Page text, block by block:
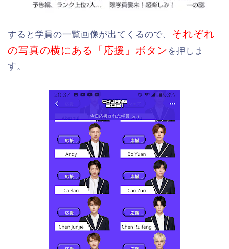
すると学員の一覧画像が出てくるので、 それぞれ
の写真の横にある「応援」ボタン を押しま
す。